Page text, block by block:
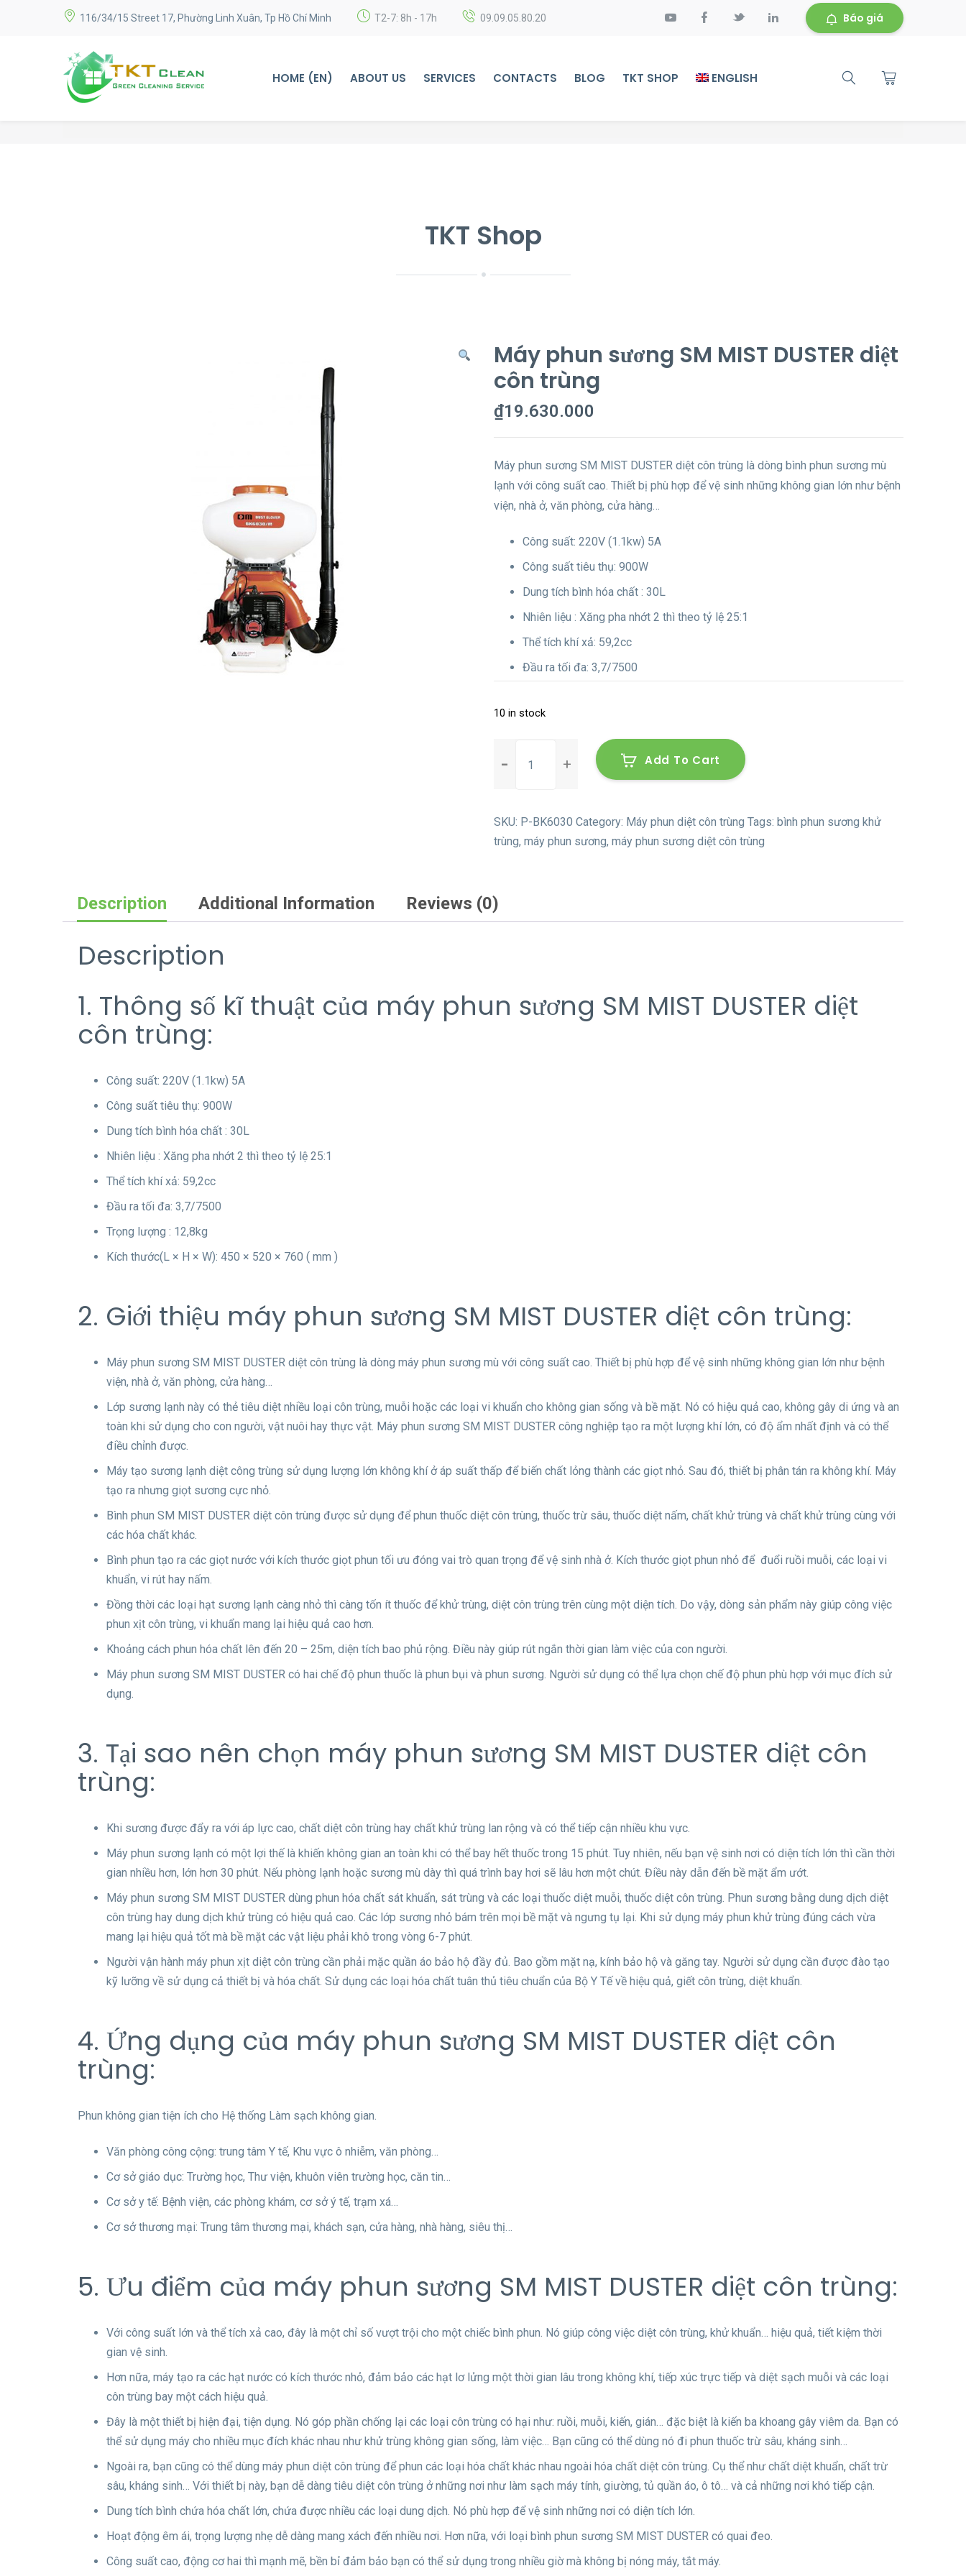
116/34/15 Street 17, Phường Linh Xuân, Tp Hồ Chí Minh T2-7: 8h - 17h 09.09.05.80.20 Báo giá
HOME (EN) ABOUT US SERVICES CONTACTS BLOG TKT SHOP ENGLISH
TKT Shop
Máy phun sương SM MIST DUSTER diệt
côn trùng
₫19.630.000
Máy phun sương SM MIST DUSTER diệt côn trùng là dòng bình phun sương mù
lạnh với công suất cao. Thiết bị phù hợp để vệ sinh những không gian lớn như bệnh
viện, nhà ở, văn phòng, cửa hàng…
Công suất: 220V (1.1kw) 5A
Công suất tiêu thụ: 900W
Dung tích bình hóa chất : 30L
Nhiên liệu : Xăng pha nhớt 2 thì theo tỷ lệ 25:1
Thể tích khí xả: 59,2cc
Đầu ra tối đa: 3,7/7500
10 in stock
phun
MIST
diệt
quantity
Add To Cart
SKU: P-BK6030 Category: Máy phun diệt côn trùng Tags: bình phun sương khử
trùng, máy phun sương, máy phun sương diệt côn trùng
Description Additional Information Reviews (0)
Description
1. Thông số kĩ thuật của máy phun sương SM MIST DUSTER diệt
côn trùng:
Công suất: 220V (1.1kw) 5A
Công suất tiêu thụ: 900W
Dung tích bình hóa chất : 30L
Nhiên liệu : Xăng pha nhớt 2 thì theo tỷ lệ 25:1
Thể tích khí xả: 59,2cc
Đầu ra tối đa: 3,7/7500
Trọng lượng : 12,8kg
Kích thước(L × H × W): 450 × 520 × 760 ( mm )
2. Giới thiệu máy phun sương SM MIST DUSTER diệt côn trùng:
Máy phun sương SM MIST DUSTER diệt côn trùng là dòng máy phun sương mù với công suất cao. Thiết bị phù hợp để vệ sinh những không gian lớn như bệnh
viện, nhà ở, văn phòng, cửa hàng…
Lớp sương lạnh này có thẻ tiêu diệt nhiều loại côn trùng, muỗi hoặc các loại vi khuẩn cho không gian sống và bề mặt. Nó có hiệu quả cao, không gây di ứng và an
toàn khi sử dụng cho con người, vật nuôi hay thực vật. Máy phun sương SM MIST DUSTER công nghiệp tạo ra một lượng khí lớn, có độ ẩm nhất định và có thể
điều chỉnh được.
Máy tạo sương lạnh diệt công trùng sử dụng lượng lớn không khí ở áp suất thấp để biến chất lỏng thành các giọt nhỏ. Sau đó, thiết bị phân tán ra không khí. Máy
tạo ra nhưng giọt sương cực nhỏ.
Bình phun SM MIST DUSTER diệt côn trùng được sử dụng để phun thuốc diệt côn trùng, thuốc trừ sâu, thuốc diệt nấm, chất khử trùng và chất khử trùng cùng với
các hóa chất khác.
Bình phun tạo ra các giọt nước với kích thước giọt phun tối ưu đóng vai trò quan trọng để vệ sinh nhà ở. Kích thước giọt phun nhỏ để đuổi ruồi muỗi, các loại vi
khuẩn, vi rút hay nấm.
Đồng thời các loại hạt sương lạnh càng nhỏ thì càng tốn ít thuốc để khử trùng, diệt côn trùng trên cùng một diện tích. Do vậy, dòng sản phẩm này giúp công việc
phun xịt côn trùng, vi khuẩn mang lại hiệu quả cao hơn.
Khoảng cách phun hóa chất lên đến 20 – 25m, diện tích bao phủ rộng. Điều này giúp rút ngắn thời gian làm việc của con người.
Máy phun sương SM MIST DUSTER có hai chế độ phun thuốc là phun bụi và phun sương. Người sử dụng có thể lựa chọn chế độ phun phù hợp với mục đích sử
dụng.
3. Tại sao nên chọn máy phun sương SM MIST DUSTER diệt côn
trùng:
Khi sương được đẩy ra với áp lực cao, chất diệt côn trùng hay chất khử trùng lan rộng và có thể tiếp cận nhiều khu vực.
Máy phun sương lạnh có một lợi thế là khiến không gian an toàn khi có thể bay hết thuốc trong 15 phút. Tuy nhiên, nếu bạn vệ sinh nơi có diện tích lớn thì cần thời
gian nhiều hơn, lớn hơn 30 phút. Nếu phòng lạnh hoặc sương mù dày thì quá trình bay hơi sẽ lâu hơn một chút. Điều này dẫn đến bề mặt ẩm ướt.
Máy phun sương SM MIST DUSTER dùng phun hóa chất sát khuẩn, sát trùng và các loại thuốc diệt muỗi, thuốc diệt côn trùng. Phun sương bằng dung dịch diệt
côn trùng hay dung dịch khử trùng có hiệu quả cao. Các lớp sương nhỏ bám trên mọi bề mặt và ngưng tụ lại. Khi sử dụng máy phun khử trùng đúng cách vừa
mang lại hiệu quả tốt mà bề mặt các vật liệu phải khô trong vòng 6-7 phút.
Người vận hành máy phun xịt diệt côn trùng cần phải mặc quần áo bảo hộ đầy đủ. Bao gồm mặt nạ, kính bảo hộ và găng tay. Người sử dụng cần được đào tạo
kỹ lưỡng về sử dụng cả thiết bị và hóa chất. Sử dụng các loại hóa chất tuân thủ tiêu chuẩn của Bộ Y Tế về hiệu quả, giết côn trùng, diệt khuẩn.
4. Ứng dụng của máy phun sương SM MIST DUSTER diệt côn
trùng:
Phun không gian tiện ích cho Hệ thống Làm sạch không gian.
Văn phòng công cộng: trung tâm Y tế, Khu vực ô nhiễm, văn phòng…
Cơ sở giáo dục: Trường học, Thư viện, khuôn viên trường học, căn tin…
Cơ sở y tế: Bệnh viện, các phòng khám, cơ sở ý tế, trạm xá…
Cơ sở thương mại: Trung tâm thương mại, khách sạn, cửa hàng, nhà hàng, siêu thị…
5. Ưu điểm của máy phun sương SM MIST DUSTER diệt côn trùng:
Với công suất lớn và thể tích xả cao, đây là một chỉ số vượt trội cho một chiếc bình phun. Nó giúp công việc diệt côn trùng, khử khuẩn… hiệu quả, tiết kiệm thời
gian vệ sinh.
Hơn nữa, máy tạo ra các hạt nước có kích thước nhỏ, đảm bảo các hạt lơ lửng một thời gian lâu trong không khí, tiếp xúc trực tiếp và diệt sạch muỗi và các loại
côn trùng bay một cách hiệu quả.
Đây là một thiết bị hiện đại, tiện dụng. Nó góp phần chống lại các loại côn trùng có hại như: ruồi, muỗi, kiến, gián… đặc biệt là kiến ba khoang gây viêm da. Bạn có
thể sử dụng máy cho nhiều mục đích khác nhau như khử trùng không gian sống, làm việc… Bạn cũng có thể dùng nó đi phun thuốc trừ sâu, kháng sinh…
Ngoài ra, bạn cũng có thể dùng máy phun diệt côn trùng để phun các loại hóa chất khác nhau ngoài hóa chất diệt côn trùng. Cụ thể như chất diệt khuẩn, chất trừ
sâu, kháng sinh… Với thiết bị này, bạn dễ dàng tiêu diệt côn trùng ở những nơi như làm sạch máy tính, giường, tủ quần áo, ô tô… và cả những nơi khó tiếp cận.
Dung tích bình chứa hóa chất lớn, chứa được nhiều các loại dung dịch. Nó phù hợp để vệ sinh những nơi có diện tích lớn.
Hoạt động êm ái, trọng lượng nhẹ dễ dàng mang xách đến nhiều nơi. Hơn nữa, với loại bình phun sương SM MIST DUSTER có quai đeo.
Công suất cao, động cơ hai thì mạnh mẽ, bền bỉ đảm bảo bạn có thể sử dụng trong nhiều giờ mà không bị nóng máy, tắt máy.